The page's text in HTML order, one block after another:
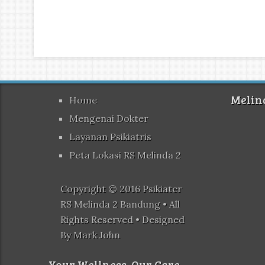
Home
Mengenai Dokter
Layanan Psikiatris
Peta Lokasi RS Melinda 2
Copyright © 2016 Psikiater
RS Melinda 2 Bandung• All
Rights Reserved • Designed
ByMark John